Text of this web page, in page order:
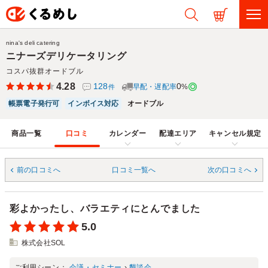
ニナーズデリケータリング
コスパ抜群オードブル
nina's deli catering
4.28 128件 早配・遅配率0%
帳票電子発行可
インボイス対応 オードブル
商品一覧 口コミ カレンダー 配達エリア キャンセル規定
前の口コミへ 口コミ一覧へ 次の口コミへ
彩よかったし、バラエティにとんでました
5.0
株式会社SOL